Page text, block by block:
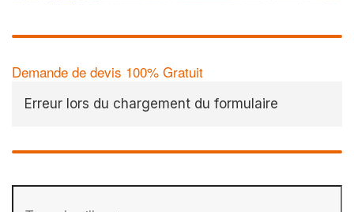
Demande de devis 100% Gratuit
Erreur lors du chargement du formulaire